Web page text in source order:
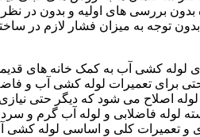
بررسی های اولیه و بدون در
توجه به میزان فشار لازم در
لوله کشی آب به کمک خانه های
برای تعمیرات لوله کشی آب و
اصلاح می شود که دیگر حتی
لوله فاضلابی و لوله آب گرم و
و تعمیرات کلی و اساسی لوله کشی